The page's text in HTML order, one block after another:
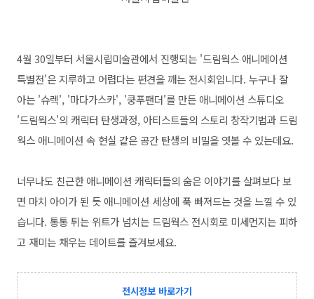
4월 30일부터 서울시립미술관에서 진행되는 '드림웍스 애니메이션
특별전'은 지루하고 어렵다는 편견을 깨는 전시회입니다. 누구나 잘
아는 '슈렉', '마다가스카', '쿵푸팬더'를 만든 애니메이션 스튜디오
'드림웍스'의 캐릭터 탄생과정, 아티스트들의 스토리 창작기법과 드림
웍스 애니메이션 속 현실 같은 공간 탄생의 비밀을 엿볼 수 있는데요.
너무나도 친근한 애니메이션 캐릭터들의 숨은 이야기를 살펴보다 보
면 마치 아이가 된 듯 애니메이션 세상에 푹 빠져드는 것을 느낄 수 있
습니다. 통통 튀는 위트가 넘치는 드림웍스 전시회로 미세먼지는 피하
고 재미는 채우는 데이트를 즐겨보세요.
전시정보 바로가기